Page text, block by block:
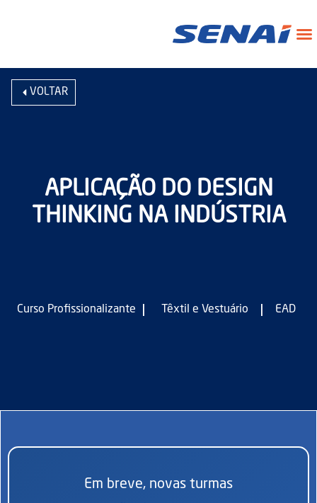
VOLTAR
APLICAÇÃO DO DESIGN
THINKING NA INDÚSTRIA
Curso Profissionalizante | Têxtil e Vestuário | EAD
Em breve, novas turmas